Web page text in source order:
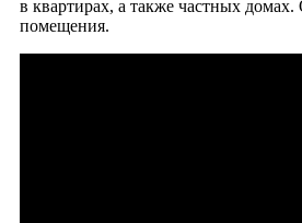
в квартирах, а также частных
помещения.